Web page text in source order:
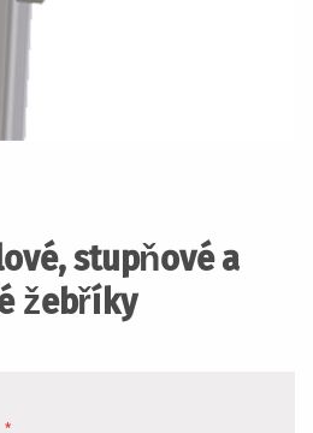
stupňové a
žebříky